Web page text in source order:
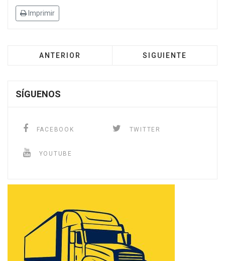
Imprimir
ANTERIOR SIGUIENTE
SÍGUENOS
FACEBOOK TWITTER
YOUTUBE